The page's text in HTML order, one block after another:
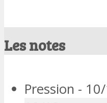
Les notes
Pression -